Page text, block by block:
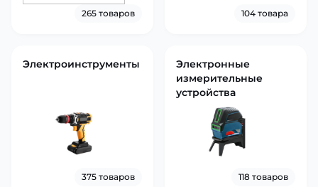
265 товаров 104 товара
Электроинструменты
375 товаров
Электронные
измерительные
устройства
118 товаров